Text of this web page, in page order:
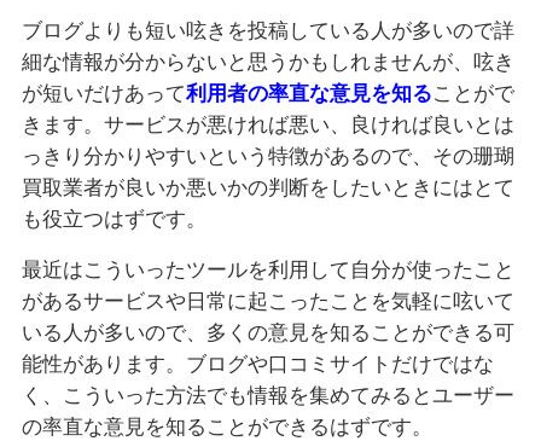
ブログよりも短い呟きを投稿している人が多いので詳
細な情報が分からないと思うかもしれませんが、呟き
が短いだけあって利用者の率直な意見を知ることがで
きます。サービスが悪ければ悪い、良ければ良いとは
っきり分かりやすいという特徴があるので、その珊瑚
買取業者が良いか悪いかの判断をしたいときにはとて
も役立つはずです。
最近はこういったツールを利用して自分が使ったこと
があるサービスや日常に起こったことを気軽に呟いて
いる人が多いので、多くの意見を知ることができる可
能性があります。ブログや口コミサイトだけではな
く、こういった方法でも情報を集めてみるとユーザー
の率直な意見を知ることができるはずです。